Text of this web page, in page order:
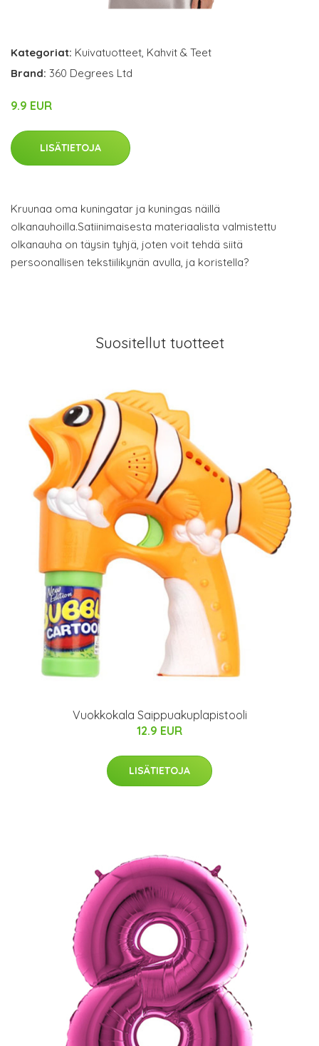
Kategoriat: Kuivatuotteet, Kahvit & Teet
Brand: 360 Degrees Ltd
9.9 EUR
LISÄTIETOJA
Kruunaa oma kuningatar ja kuningas näillä
olkanauhoilla.Satiinimaisesta materiaalista valmistettu
olkanauha on täysin tyhjä, joten voit tehdä siitä
persoonallisen tekstiilikynän avulla, ja koristella?
Suositellut tuotteet
Vuokkokala Saippuakuplapistooli
12.9 EUR
LISÄTIETOJA